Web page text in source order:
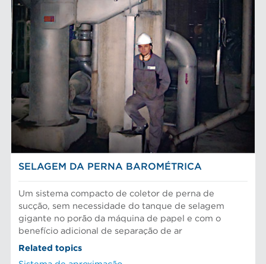
SELAGEM DA PERNA BAROMÉTRICA
Um sistema compacto de coletor de perna de
sucção, sem necessidade do tanque de selagem
gigante no porão da máquina de papel e com o
benefício adicional de separação de ar
Related topics